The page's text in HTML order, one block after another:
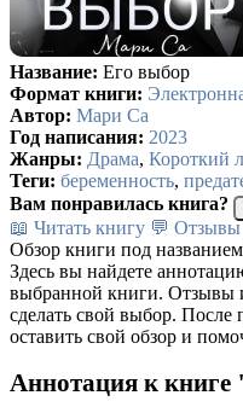
Название: Его выбор
Формат книги:
Автор: Мари Са
Год написания: 2023
Жанры: Драма, Короткий
Теги: беременность,
Вам понравилась книга?
📖 Читать книгу 💬 Отзывы
Обзор книги под
Здесь вы найдете
выбранной книги. Отзывы
сделать свой выбор. После
оставить свой обзор и
Аннотация к